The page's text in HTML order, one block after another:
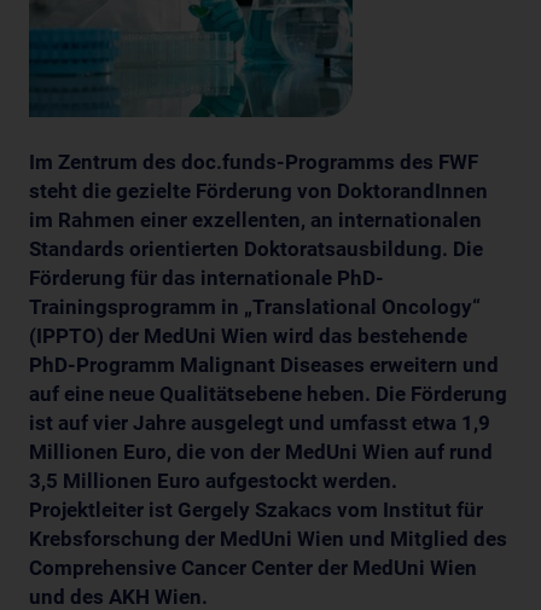
Im Zentrum des doc.funds-Programms des FWF
steht die gezielte Förderung von DoktorandInnen
im Rahmen einer exzellenten, an internationalen
Standards orientierten Doktoratsausbildung. Die
Förderung für das internationale PhD-
Trainingsprogramm in „Translational Oncology“
(IPPTO) der MedUni Wien wird das bestehende
PhD-Programm Malignant Diseases erweitern und
auf eine neue Qualitätsebene heben. Die Förderung
ist auf vier Jahre ausgelegt und umfasst etwa 1,9
Millionen Euro, die von der MedUni Wien auf rund
3,5 Millionen Euro aufgestockt werden.
Projektleiter ist Gergely Szakacs vom Institut für
Krebsforschung der MedUni Wien und Mitglied des
Comprehensive Cancer Center der MedUni Wien
und des AKH Wien.